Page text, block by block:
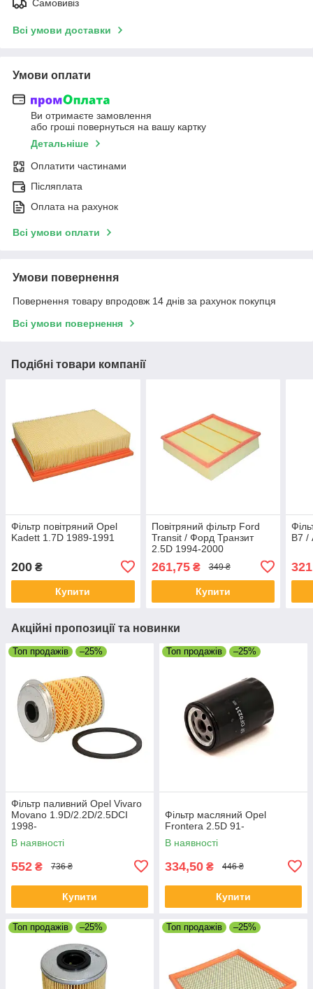
Самовивіз
Всі умови доставки
Умови оплати
Ви отримаєте замовлення
або гроші повернуться на вашу картку
Детальніше
Оплатити частинами
Післяплата
Оплата на рахунок
Всі умови оплати
Умови повернення
Повернення товару впродовж 14 днів за рахунок покупця
Всі умови повернення
Подібні товари компанії
Фільтр повітряний Opel
Kadett 1.7D 1989-1991
200 ₴
Купити
Повітряний фільтр Ford
Transit / Форд Транзит
2.5D 1994-2000
261,75₴ 349 ₴
Купити
B7 /
321
Акційні пропозиції та новинки
Топ продажів –25%
Фільтр паливний Opel Vivaro
Movano 1.9D/2.2D/2.5DCI
1998-
В наявності
552 ₴ 736 ₴
Купити
Топ продажів –25%
Фільтр масляний Opel
Frontera 2.5D 91-
В наявності
334,50 ₴ 446 ₴
Купити
Топ продажів –25% Топ продажів –25%